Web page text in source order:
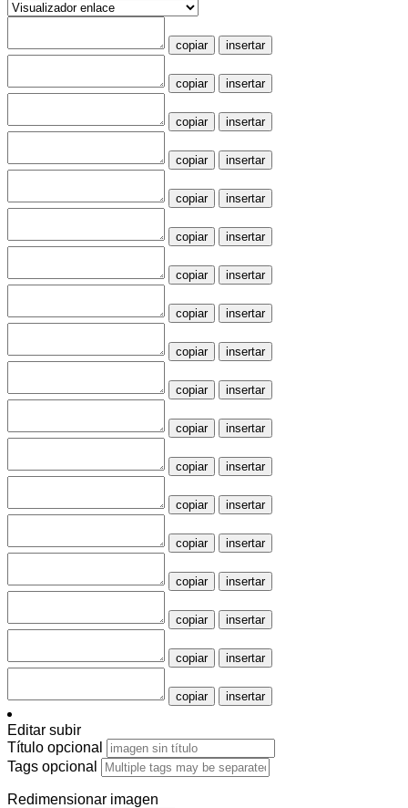
copiar insertar
copiar insertar
copiar insertar
copiar insertar
copiar insertar
copiar insertar
copiar insertar
copiar insertar
copiar insertar
copiar insertar
copiar insertar
copiar insertar
copiar insertar
copiar insertar
copiar insertar
copiar insertar
copiar insertar
copiar insertar
Editar subir
Título opcional
Tags opcional
Redimensionar imagen